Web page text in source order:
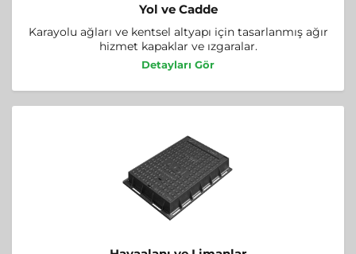
Yol ve Cadde
Karayolu ağları ve kentsel altyapı için tasarlanmış ağır
hizmet kapaklar ve ızgaralar.
Detayları Gör